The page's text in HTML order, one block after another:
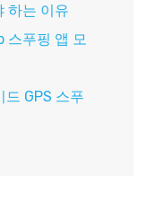
하는 이유
스푸핑 앱 모
GPS 스푸